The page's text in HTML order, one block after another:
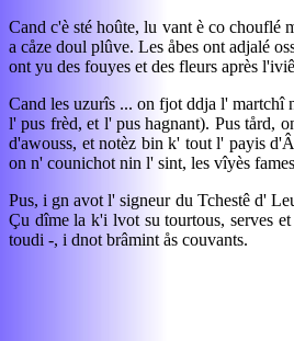
Cand c'è sté hoûte, lu vant è co chouflé
a cåze doul plûve. Les åbes ont adjalé
ont yu des fouyes et des fleurs après
Cand les uzurîs ... on fjot ddja l'
l' pus frèd, et l' pus hagnant). Pus tård,
d'awouss, et notèz bin k' tout l' payis
on n' counichot nin l' sint, les vîyès
Pus, i gn avot l' signeur du Tchestê d'
Çu dîme la k'i lvot su tourtous, serves
toudi -, i dnot brâmint ås couvants.